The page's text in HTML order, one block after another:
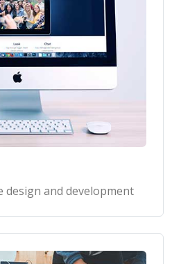
design and development